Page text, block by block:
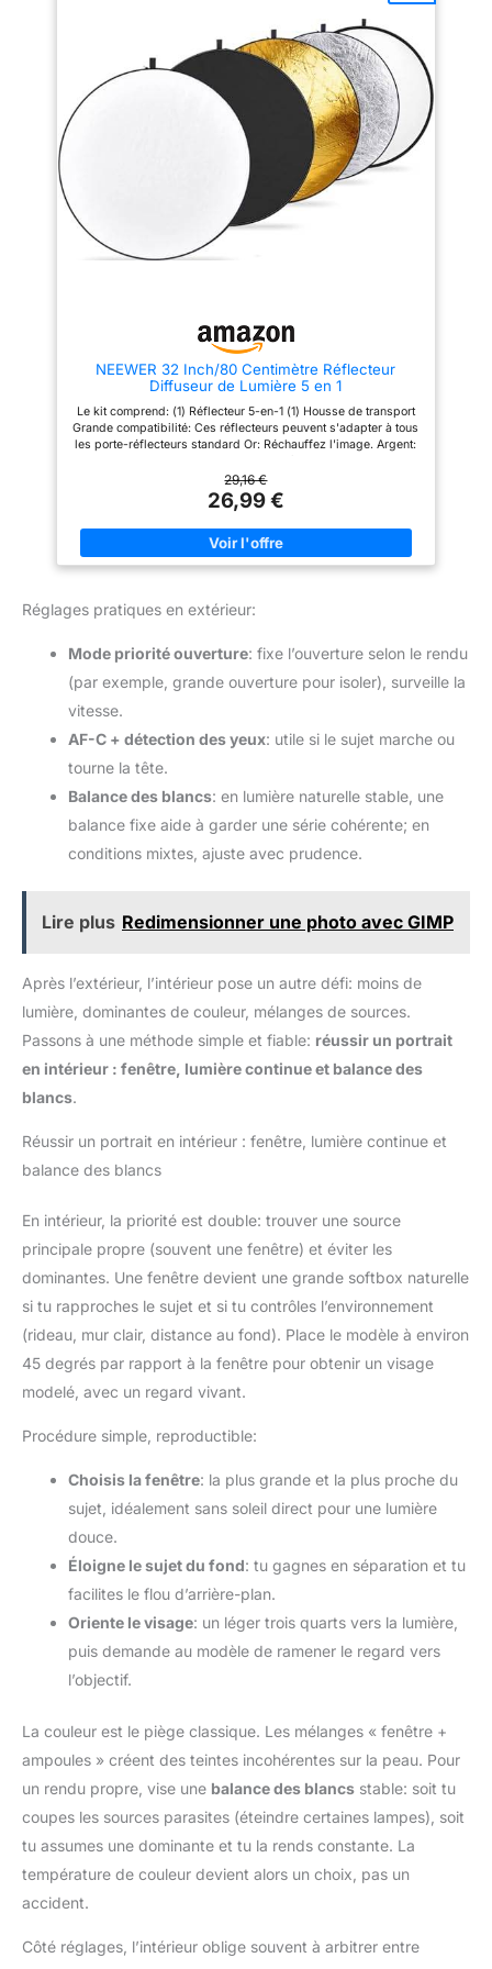
【Filetage 3/8"】Une des
poignées possède un trou fileté
3/8" pour monter des
accessoires ou des supports de
fixation. Vous pouvez également
utiliser le réflecteur sur un
trépied pour éclairage ou sur un
pied en C pour une utilisation
du réflecteur sans les mains.
【Une Qualité De Construction
Exceptionnelle】Fabriqué en
acier résistant, le cadre peut
être plié et tordu à répétition
éclatants. 【Pliable Et Facile À
photographie en studio ou en
extérieur, ce panneau réflecteur
peut se plier pour prendre
moins de place et se ranger à
l'intérieur du sac à zip pour un
stockage et un transport faciles.
NEEWER 32 Inch/80 Centimètre Réflecteur
Diffuseur de Lumière 5 en 1
Le kit comprend: (1) Réflecteur 5-en-1 (1) Housse de transport
Grande compatibilité: Ces réflecteurs peuvent s'adapter à tous
les porte-réflecteurs standard Or: Réchauffez l'image. Argent:
Noir: Bloque la lumière indésirable. Translucide: adoucir la
lumière, souvent utilisé au-dessus Le cadre à ressort en acier
durable et flexible assure une bonne étalement et une bonne
fermeture Housse de transport: Fait de matériel résistant noir
avec une fermeture à glissière robuste, durable et portable;
Idéal pour les activités de photographie en plein air
29,16 €
26,99 €
Réglages pratiques en extérieur:
Mode priorité ouverture: fixe l’ouverture selon le rendu
(par exemple, grande ouverture pour isoler), surveille la
vitesse.
AF-C + détection des yeux: utile si le sujet marche ou
tourne la tête.
Balance des blancs: en lumière naturelle stable, une
balance fixe aide à garder une série cohérente; en
conditions mixtes, ajuste avec prudence.
Lire plus Redimensionner une photo avec GIMP
Après l’extérieur, l’intérieur pose un autre défi: moins de
lumière, dominantes de couleur, mélanges de sources.
Passons à une méthode simple et fiable: réussir un portrait
en intérieur : fenêtre, lumière continue et balance des
blancs.
Réussir un portrait en intérieur : fenêtre, lumière continue et
balance des blancs
En intérieur, la priorité est double: trouver une source
principale propre (souvent une fenêtre) et éviter les
dominantes. Une fenêtre devient une grande softbox naturelle
si tu rapproches le sujet et si tu contrôles l’environnement
(rideau, mur clair, distance au fond). Place le modèle à environ
45 degrés par rapport à la fenêtre pour obtenir un visage
modelé, avec un regard vivant.
Procédure simple, reproductible:
Choisis la fenêtre: la plus grande et la plus proche du
sujet, idéalement sans soleil direct pour une lumière
douce.
Éloigne le sujet du fond: tu gagnes en séparation et tu
facilites le flou d’arrière-plan.
Oriente le visage: un léger trois quarts vers la lumière,
puis demande au modèle de ramener le regard vers
l’objectif.
La couleur est le piège classique. Les mélanges « fenêtre +
ampoules » créent des teintes incohérentes sur la peau. Pour
un rendu propre, vise une balance des blancs stable: soit tu
coupes les sources parasites (éteindre certaines lampes), soit
tu assumes une dominante et tu la rends constante. La
température de couleur devient alors un choix, pas un
accident.
Côté réglages, l’intérieur oblige souvent à arbitrer entre